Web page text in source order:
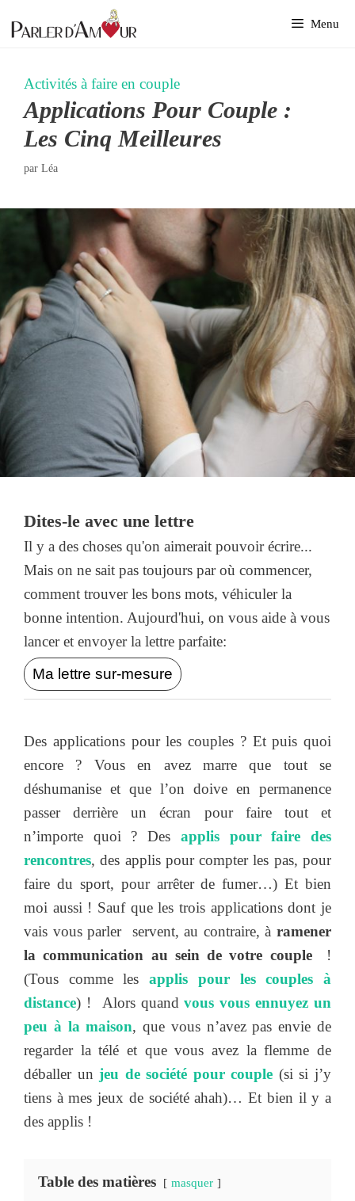
au
Menu
Activités à faire en couple
Applications Pour Couple :
Les Cinq Meilleures
par Léa
Dites-le avec une lettre
Il y a des choses qu'on aimerait pouvoir écrire...
Mais on ne sait pas toujours par où commencer,
comment trouver les bons mots, véhiculer la
bonne intention. Aujourd'hui, on vous aide à vous
lancer et envoyer la lettre parfaite:
Ma lettre sur-mesure
Des applications pour les couples ? Et puis quoi
encore ? Vous en avez marre que tout se
déshumanise et que l’on doive en permanence
passer derrière un écran pour faire tout et
n’importe quoi ? Des applis pour faire des
rencontres, des applis pour compter les pas, pour
faire du sport, pour arrêter de fumer…) Et bien
moi aussi ! Sauf que les trois applications dont je
vais vous parler servent, au contraire, à ramener
la communication au sein de votre couple!
(Tous comme lesapplis pour les couples à
distance) ! Alors quandvous vous ennuyez un
peu à la maison, que vous n’avez pas envie de
regarder la télé et que vous avez la flemme de
déballer un jeu de société pour couple (si si j’y
tiens à mes jeux de société ahah)… Et bien il y a
des applis !
Table des matières masquer